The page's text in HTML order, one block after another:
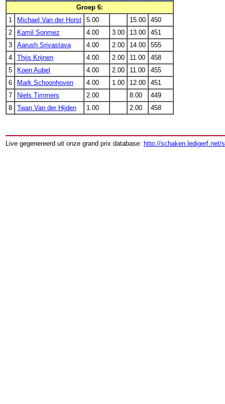
Groep 6:
1
Michael Van der Horst 5.00 15.00
450
2
Kamil Sonmez 4.00 3.00 13.00
451
3
Aarush Srivastava 4.00 2.00 14.00
555
4
Thijs Krijnen 4.00 2.00 11.00
458
5
Koen Aubel 4.00 2.00 11.00
455
6
Mark Schoonhoven 4.00 1.00 12.00
451
7
Niels Timmers 2.00 8.00
449
8
Twan Van der Hijden 1.00 2.00 458
Live gegenereerd uit onze grand prix database: http://schaken.ledigerf.net/